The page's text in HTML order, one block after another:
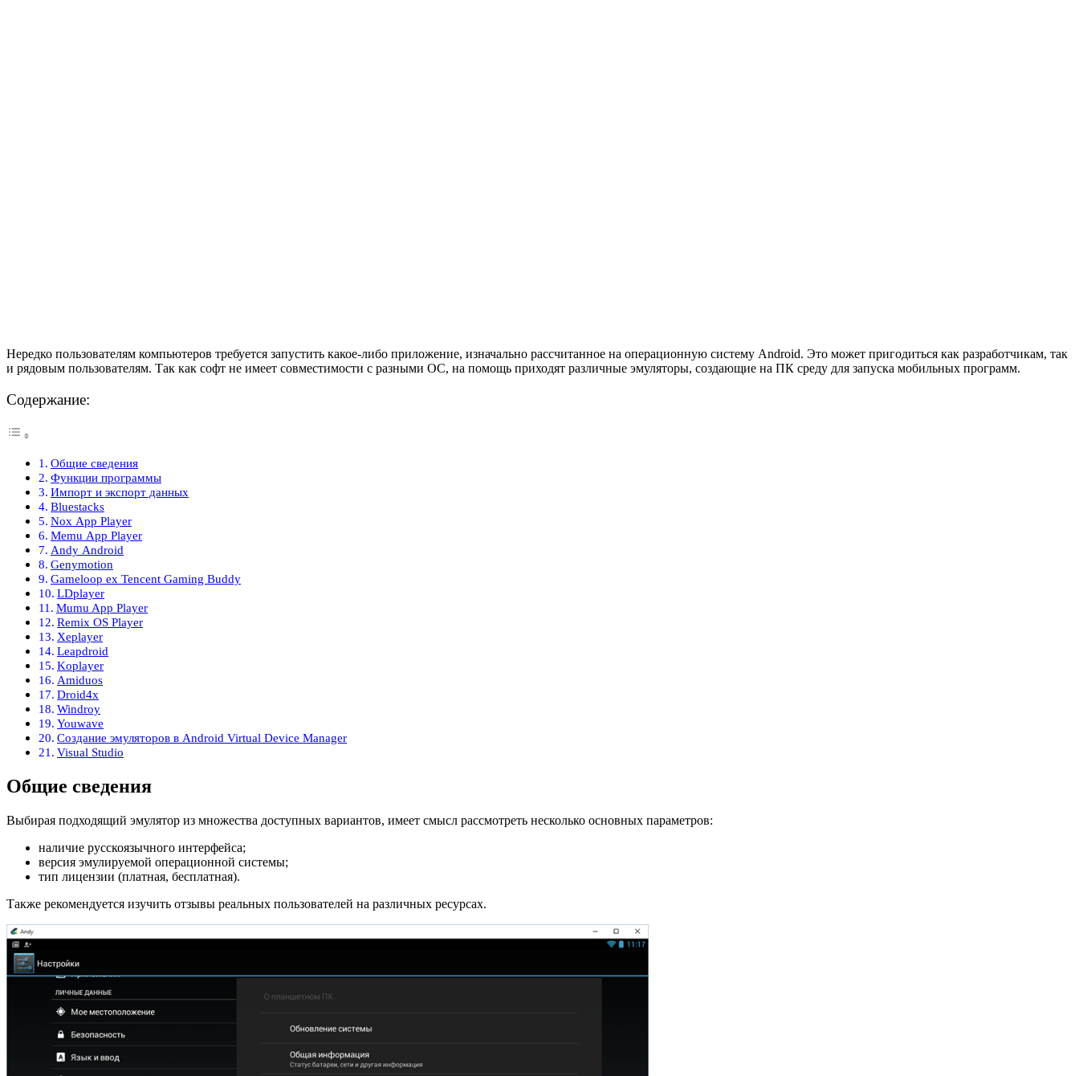
Нередко пользователям компьютеров требуется запустить какое-либо приложение, изначально рассчитанное на операционную систему Android. Это может пригодиться как разработчикам, так
и рядовым пользователям. Так как софт не имеет совместимости с разными ОС, на помощь приходят различные эмуляторы, создающие на ПК среду для запуска мобильных программ.
Содержание:
Общие сведения
Функции программы
Импорт и экспорт данных
Bluestacks
Nox App Player
Memu App Player
Andy Android
Genymotion
Gameloop ex Tencent Gaming Buddy
LDplayer
Mumu App Player
Remix OS Player
Xeplayer
Leapdroid
Koplayer
Amiduos
Droid4x
Windroy
Youwave
Создание эмуляторов в Android Virtual Device Manager
Visual Studio
Общие сведения
Выбирая подходящий эмулятор из множества доступных вариантов, имеет смысл рассмотреть несколько основных параметров:
наличие русскоязычного интерфейса;
версия эмулируемой операционной системы;
тип лицензии (платная, бесплатная).
Также рекомендуется изучить отзывы реальных пользователей на различных ресурсах.